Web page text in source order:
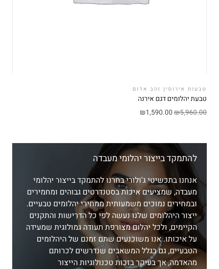
טבעות אירוסין זהב אדום
טבעת יהלומים דגם אירנה
₪5,960.00
₪1,590.00
להתמקד בייצור יהלומי מעבדה
אנחנו בתכשיטי ג'ולורי בחרנו להתמקד בייצור יהלומי
מעבדה, שמציעים איכות בסטנדרטים גבוהים ומחמירים
ובמחירים נמוכים משמעותית ממחירי יהלומים טבעיים.
ייצור היהלומים שלנו נעשה לפי כל הדרישות והתקנים
הקיימים, ולכל יהלום מצורפת תעודה גמולוגית שמעידה
על איכותו. אנו משוכנעים שתם זמנם של היהלומים
הטבעיים, גם בגלל המשאבים שנדרשים לכרותם
מהאדמה, אך בעיקר בזכות טכנולוגיות הייצור